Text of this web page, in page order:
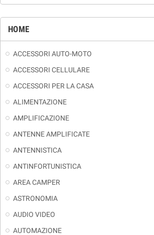
HOME
ACCESSORI AUTO-MOTO
ACCESSORI CELLULARE
ACCESSORI PER LA CASA
ALIMENTAZIONE
AMPLIFICAZIONE
ANTENNE AMPLIFICATE
ANTENNISTICA
ANTINFORTUNISTICA
AREA CAMPER
ASTRONOMIA
AUDIO VIDEO
AUTOMAZIONE